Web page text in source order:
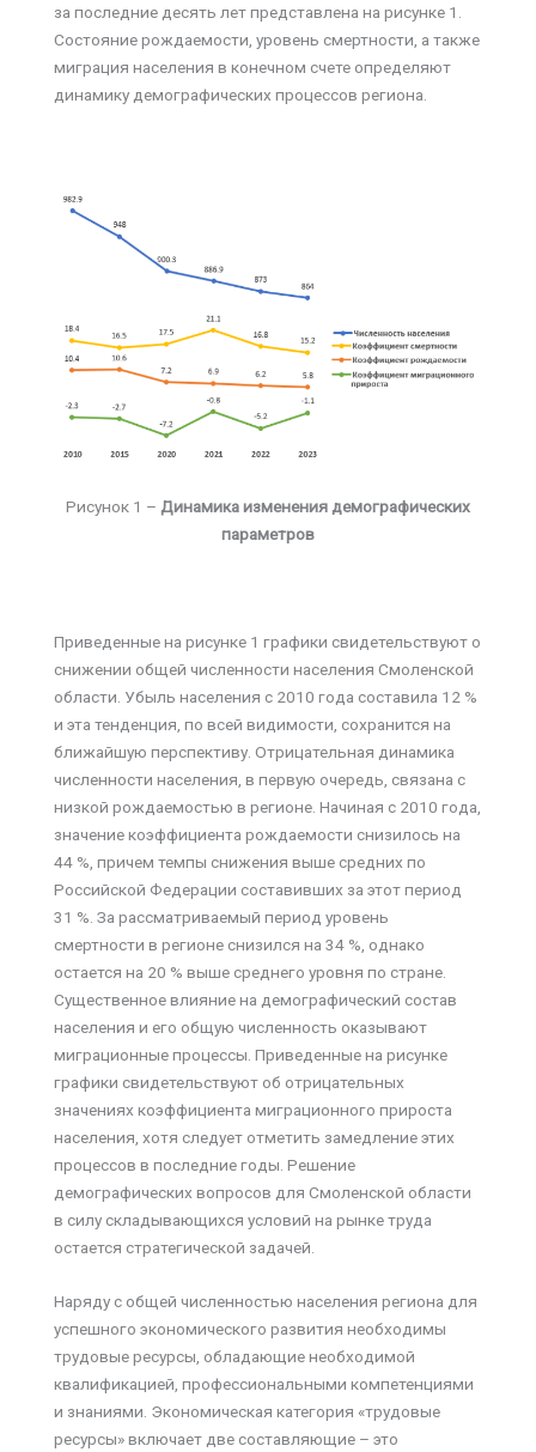
за последние десять лет представлена на рисунке 1.
Состояние рождаемости, уровень смертности, а также
миграция населения в конечном счете определяют
динамику демографических процессов региона.
Рисунок 1 – Динамика изменения демографических
параметров
Приведенные на рисунке 1 графики свидетельствуют о
снижении общей численности населения Смоленской
области. Убыль населения с 2010 года составила 12 %
и эта тенденция, по всей видимости, сохранится на
ближайшую перспективу. Отрицательная динамика
численности населения, в первую очередь, связана с
низкой рождаемостью в регионе. Начиная с 2010 года,
значение коэффициента рождаемости снизилось на
44 %, причем темпы снижения выше средних по
Российской Федерации составивших за этот период
31 %. За рассматриваемый период уровень
смертности в регионе снизился на 34 %, однако
остается на 20 % выше среднего уровня по стране.
Существенное влияние на демографический состав
населения и его общую численность оказывают
миграционные процессы. Приведенные на рисунке
графики свидетельствуют об отрицательных
значениях коэффициента миграционного прироста
населения, хотя следует отметить замедление этих
процессов в последние годы. Решение
демографических вопросов для Смоленской области
в силу складывающихся условий на рынке труда
остается стратегической задачей.
Наряду с общей численностью населения региона для
успешного экономического развития необходимы
трудовые ресурсы, обладающие необходимой
квалификацией, профессиональными компетенциями
и знаниями. Экономическая категория «трудовые
ресурсы» включает две составляющие – это